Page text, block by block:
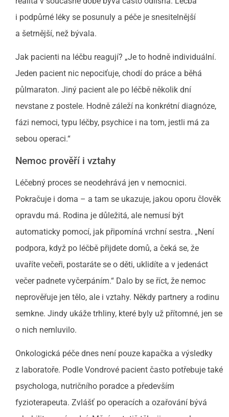
i podpůrné léky se posunuly a péče je snesitelnější
a šetrnější, než bývala.
Jak pacienti na léčbu reagují? „Je to hodně individuální.
Jeden pacient nic nepociťuje, chodí do práce a běhá
půlmaraton. Jiný pacient ale po léčbě několik dní
nevstane z postele. Hodně záleží na konkrétní diagnóze,
fázi nemoci, typu léčby, psychice i na tom, jestli má za
sebou operaci.“
Nemoc prověří i vztahy
Léčebný proces se neodehrává jen v nemocnici.
Pokračuje i doma – a tam se ukazuje, jakou oporu člověk
opravdu má. Rodina je důležitá, ale nemusí být
automaticky pomocí, jak připomíná vrchní sestra. „Není
podpora, když po léčbě přijdete domů, a čeká se, že
uvaříte večeři, postaráte se o děti, uklidíte a v jedenáct
večer padnete vyčerpáním.“ Dalo by se říct, že nemoc
neprověřuje jen tělo, ale i vztahy. Někdy partnery a rodinu
semkne. Jindy ukáže trhliny, které byly už přítomné, jen se
o nich nemluvilo.
Onkologická péče dnes není pouze kapačka a výsledky
z laboratoře. Podle Vondrové pacient často potřebuje také
psychologa, nutričního poradce a především
fyzioterapeuta. Zvlášť po operacích a ozařování bývá